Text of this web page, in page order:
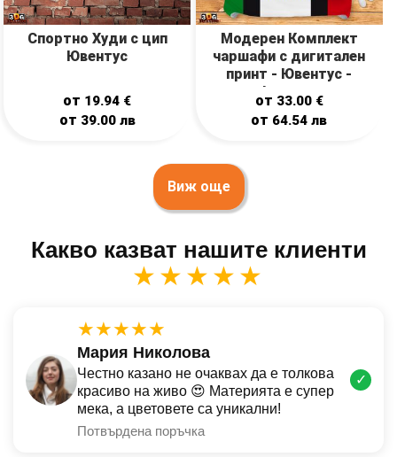
Спортно Худи с цип
Ювентус
от 19.94 €
от 39.00 лв
Модерен Комплект
чаршафи с дигитален
принт - Ювентус -
Juventus
от 33.00 €
от 64.54лв
Виж още
Какво казват нашите клиенти
★★★★★
★★★★★
Мария Николова
Честно казано не очаквах да е толкова
красиво на живо 😍 Материята е супер
мека, а цветовете са уникални!
Потвърдена поръчка
✓